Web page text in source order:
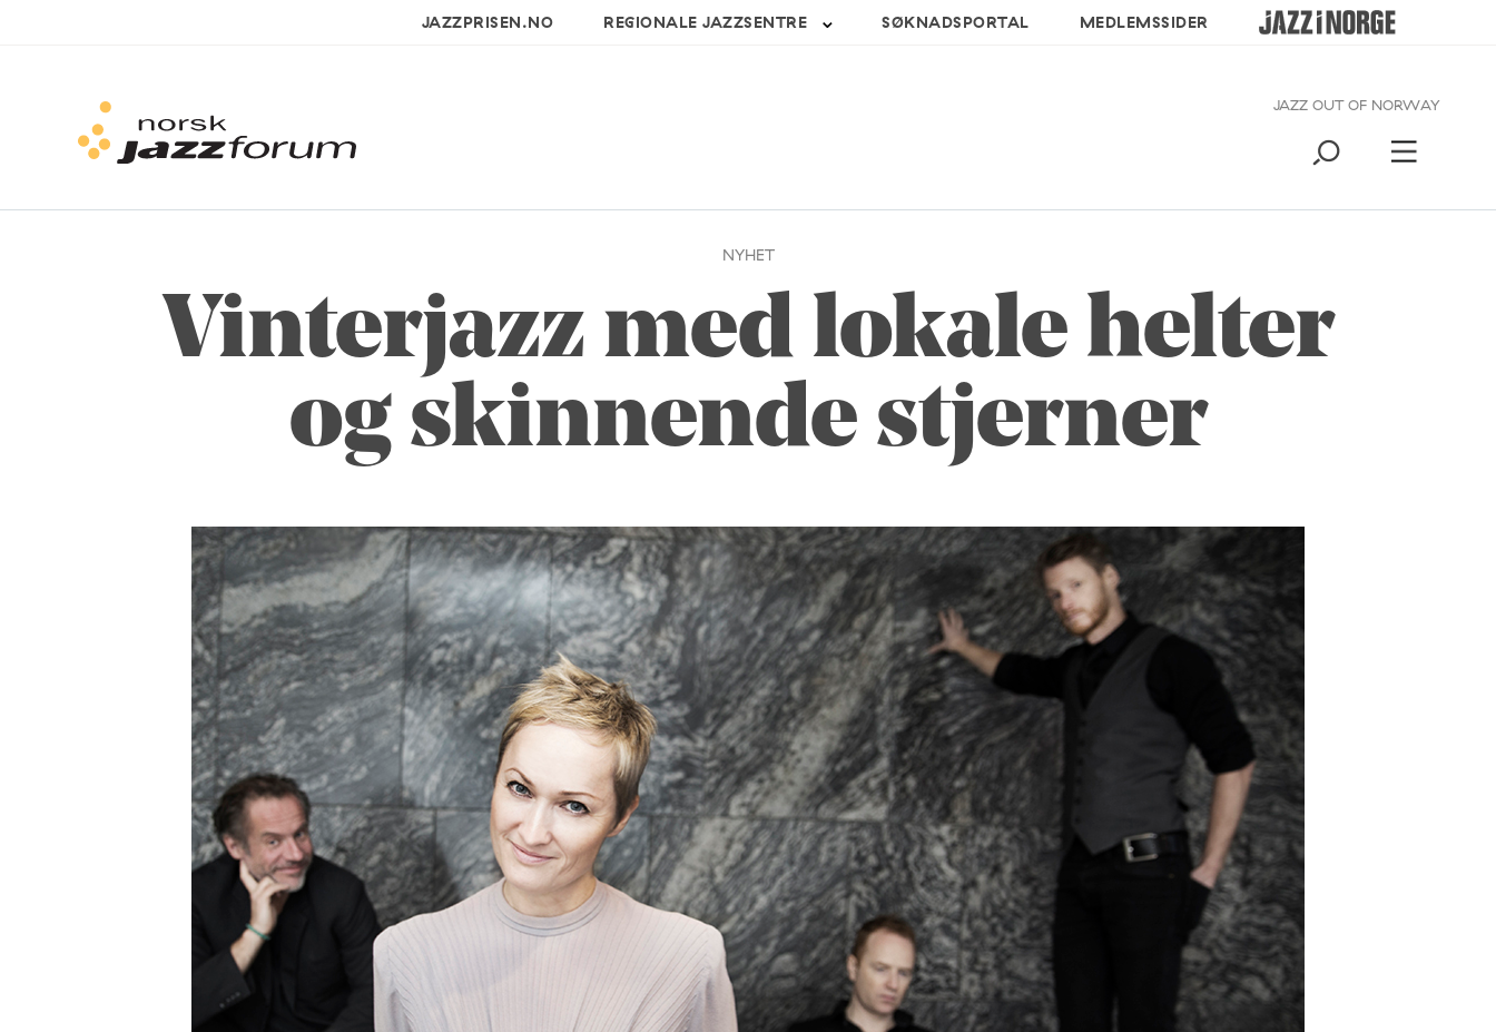
JAZZPRISEN.NO REGIONALE JAZZSENTRE SØKNADSPORTAL MEDLEMSSIDER
JAZZ OUT OF NORWAY
NYHET
Vinterjazz med lokale helter
og skinnende stjerner